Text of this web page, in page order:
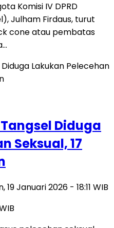
Komisi IV DPRD
Julham Firdaus, turut
cone atau pembatas
Diduga
Seksual, 17
19 Januari 2026 - 18:11 WIB